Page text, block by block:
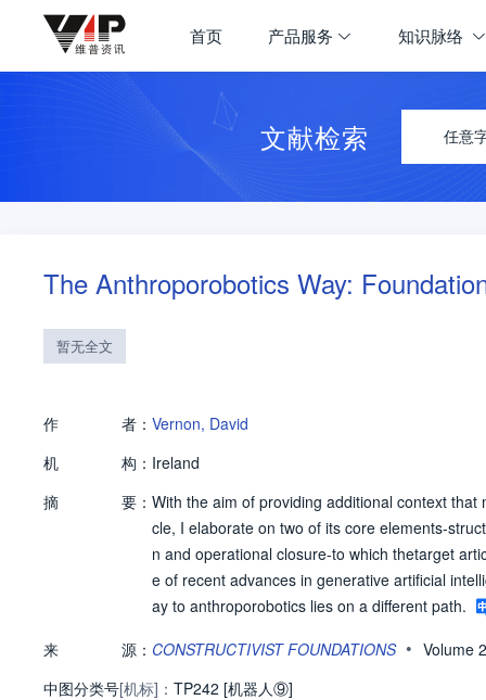
首页 产品服务 知识脉络
文献检索 任意
The Anthroporobotics Way:
暂无全文
作 者： Vernon, David
机
构： Ireland
摘
要： With the aim of providing additional context
cle, I elaborate on two of its core elements-
n and operational closure-to which thetarget
e of recent advances in generative artificial
ay to anthroporobotics lies on a different path.
来
源： CONSTRUCTIVIST FOUNDATIONS • Volume
中图分类号[机标]： TP242 [机器人⑨]